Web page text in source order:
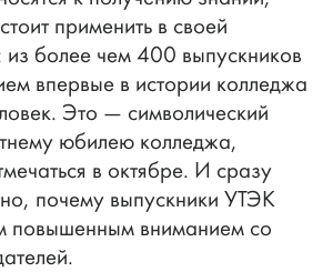
применить в своей
более чем 400 выпускников
впервые в истории колледжа
Это — символический
юбилею колледжа,
в октябре. И сразу
почему выпускники УТЭК
повышенным вниманием со